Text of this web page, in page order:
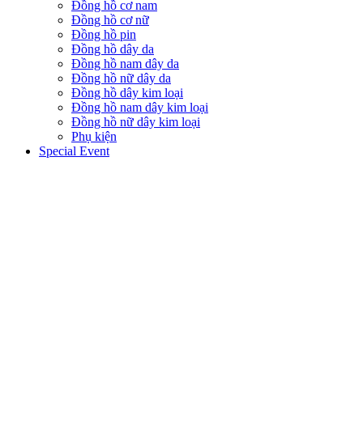
Đồng hồ cơ nam
Đồng hồ cơ nữ
Đồng hồ pin
Đồng hồ dây da
Đồng hồ nam dây da
Đồng hồ nữ dây da
Đồng hồ dây kim loại
Đồng hồ nam dây kim loại
Đồng hồ nữ dây kim loại
Phụ kiện
Special Event